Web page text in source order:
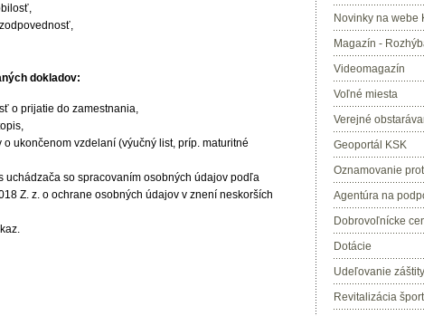
dokladov:
o prijatie do zamestnania,
o ukončenom vzdelaní (výučný list, príp. maturitné
uchádzača so spracovaním osobných údajov podľa
Z. z. o ochrane osobných údajov v znení neskorších
Novinky na webe
Magazín -
Videomagazín
Voľné miesta
Verejné
Geoportál KSK
Oznamovanie
Agentúra na
Dobrovoľnícke
Dotácie
Udeľovanie
Revitalizácia